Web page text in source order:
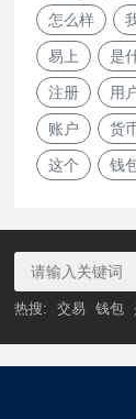
怎么样
易上 是
注册 用
账户 货
这个 钱
热搜: 交易 钱包